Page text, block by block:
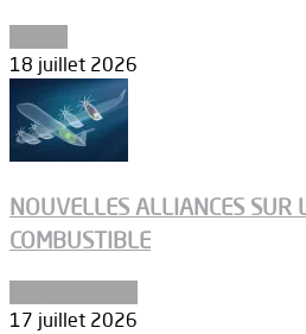
18 juillet 2026
NOUVELLES ALLIANCES SUR
COMBUSTIBLE
17 juillet 2026